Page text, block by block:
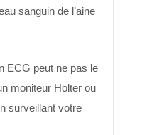
sanguin de l’aine
ECG peut ne pas le
moniteur Holter ou
surveillant votre